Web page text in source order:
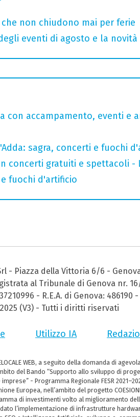
non chiudono mai per ferie
eventi di agosto e la
con accampamento, eventi e
sagra, concerti e fuochi
concerti gratuiti e spettacoli -
e fuochi d'artificio
- Piazza della Vittoria 6/6 -
al Tribunale di Genova nr.
- R.E.A. di Genova: 486190
(V3) - Tutti i diritti riservati
Utilizzo IA
WEB, a seguito della domanda di
del Bando “Supporto allo sviluppo di
imprese” - Programma Regionale FESR
Europea, nell’ambito del progetto
di investimenti volto al miglioramento
l’implementazione di infrastrutture